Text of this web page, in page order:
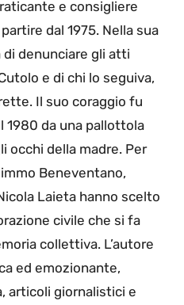
e consigliere
dal 1975. Nella sua
di denunciare gli atti
e di chi lo seguiva,
Il suo coraggio fu
1980 da una pallottola
occhi della madre. Per
Beneventano,
Laieta hanno scelto
civile che si fa
collettiva. L’autore
ed emozionante,
articoli giornalistici e